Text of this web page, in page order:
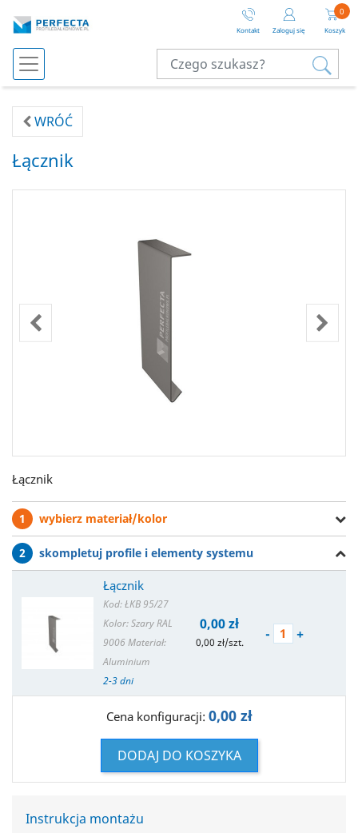
Kontakt Zaloguj się Koszyk
0
WRÓĆ
Łącznik
Łącznik
1 wybierz materiał/kolor
2 skompletuj profile i elementy systemu
Łącznik
Kod: ŁKB 95/27
Kolor: Szary RAL
9006Materiał:
Aluminium
2-3 dni
0,00 zł
0,00 zł/szt.
- +
Cena konfiguracji: 0,00 zł
DODAJ DO KOSZYKA
Instrukcja montażu